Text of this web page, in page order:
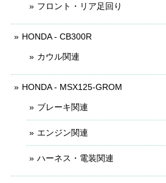
フロント・リア足回り
HONDA - CB300R
カウル関連
HONDA - MSX125-GROM
ブレーキ関連
エンジン関連
ハーネス・電装関連